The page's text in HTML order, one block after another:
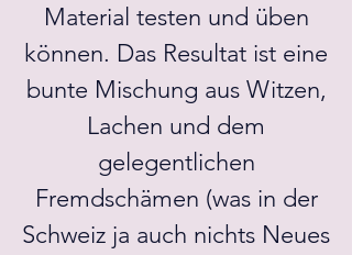
Material testen und üben
können. Das Resultat ist eine
bunte Mischung aus Witzen,
Lachen und dem
gelegentlichen
Fremdschämen (was in der
Schweiz ja auch nichts Neues